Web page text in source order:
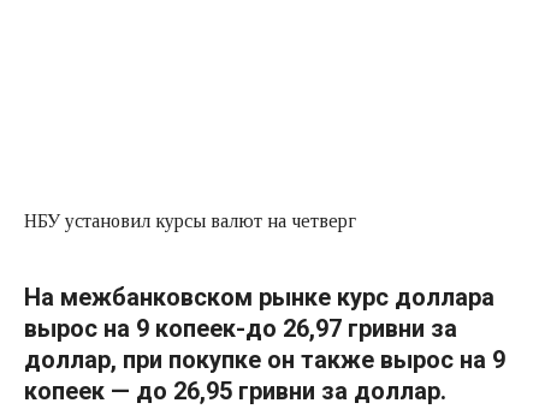
НБУ установил курсы валют на четверг
На межбанковском рынке курс доллара
вырос на 9 копеек-до 26,97 гривни за
доллар, при покупке он также вырос на 9
копеек — до 26,95 гривни за доллар.